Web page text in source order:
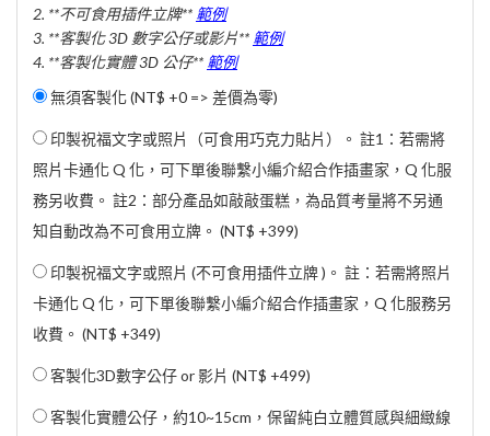
2. **不可食用插件立牌** 範例
3. **客製化 3D 數字公仔或影片** 範例
4. **客製化實體 3D 公仔** 範例
無須客製化 (NT$ +0 => 差價為零)
印製祝福文字或照片（可食用巧克力貼片）。 註1：若需將
照片卡通化 Q 化，可下單後聯繫小編介紹合作插畫家，Q 化服
務另收費。 註2：部分產品如敲敲蛋糕，為品質考量將不另通
知自動改為不可食用立牌。 (NT$ +399)
印製祝福文字或照片 (不可食用插件立牌 )。 註：若需將照片
卡通化 Q 化，可下單後聯繫小編介紹合作插畫家，Q 化服務另
收費。 (NT$ +349)
客製化3D數字公仔 or 影片 (NT$ +499)
客製化實體公仔，約10~15cm，保留純白立體質感與細緻線